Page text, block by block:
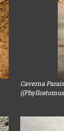
Caverna